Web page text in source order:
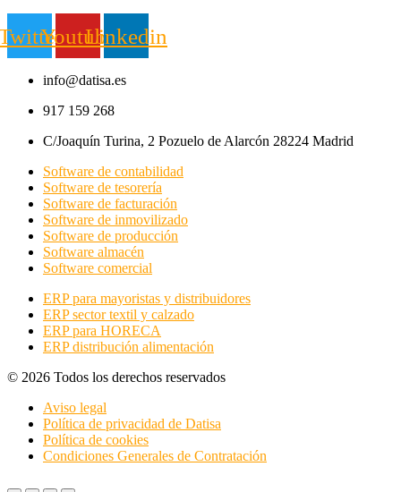
YoutubeLinkedin
info@datisa.es
917 159 268
C/Joaquín Turina, 2 Pozuelo de Alarcón 28224 Madrid
Software de contabilidad
Software de tesorería
Software de facturación
Software de inmovilizado
Software de producción
Software almacén
Software comercial
ERP para mayoristas y distribuidores
ERP sector textil y calzado
ERP para HORECA
ERP distribución alimentación
© 2026 Todos los derechos reservados
Aviso legal
Política de privacidad de Datisa
Política de cookies
Condiciones Generales de Contratación